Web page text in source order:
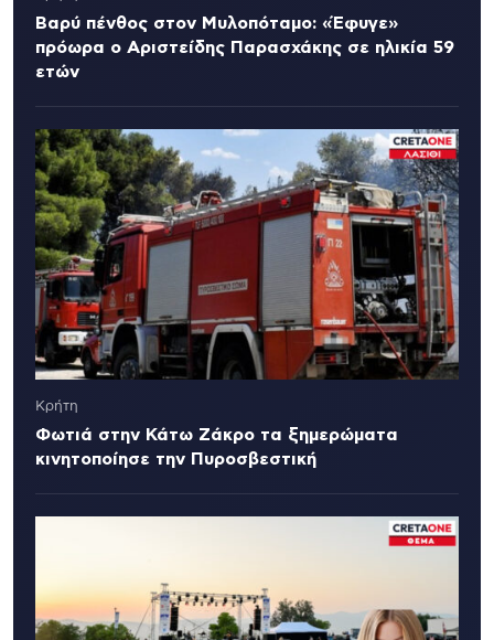
Βαρύ πένθος στον Μυλοπόταμο: «Έφυγε»
πρόωρα ο Αριστείδης Παρασχάκης σε ηλικία 59
ετών
Κρήτη
Φωτιά στην Κάτω Ζάκρο τα ξημερώματα
κινητοποίησε την Πυροσβεστική